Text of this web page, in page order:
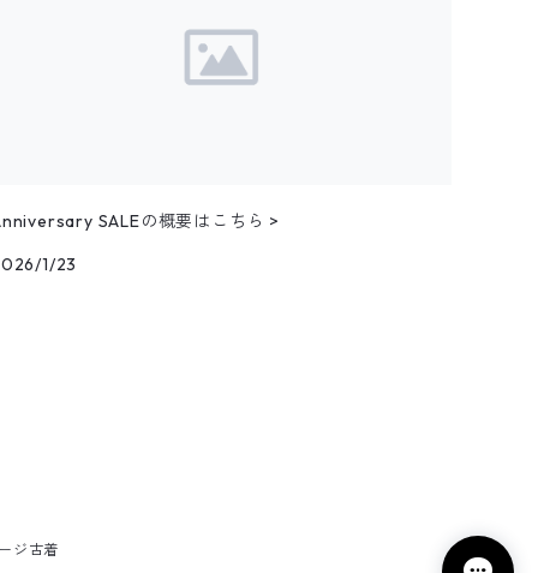
SALEの概要はこちら >
1/23
ジ古着